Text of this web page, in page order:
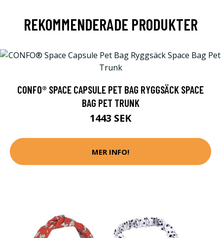
REKOMMENDERADE PRODUKTER
CONFO® SPACE CAPSULE PET BAG RYGGSÄCK SPACE
BAG PET TRUNK
1443 SEK
MER INFO!